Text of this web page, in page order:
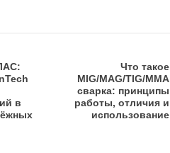
в
Что такое
MIG/MAG/TIG/MMA
сварка: принципы
работы, отличия и
использование